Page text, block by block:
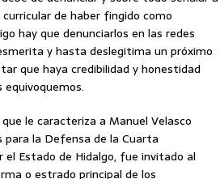
de haber fingido como
hay que denunciarlos en las redes
y hasta deslegitima un próximo
que haya credibilidad y honestidad
le caracteriza a Manuel Velasco
para la Defensa de la Cuarta
el Estado de Hidalgo, fue invitado al
o estrado principal de los